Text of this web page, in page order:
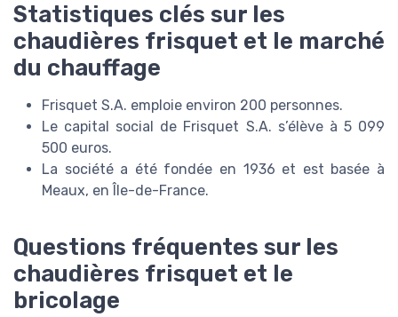
Statistiques clés sur les
chaudières frisquet et le marché
du chauffage
Frisquet S.A. emploie environ 200 personnes.
Le capital social de Frisquet S.A. s’élève à 5 099
500 euros.
La société a été fondée en 1936 et est basée à
Meaux, en Île-de-France.
Questions fréquentes sur les
chaudières frisquet et le
bricolage